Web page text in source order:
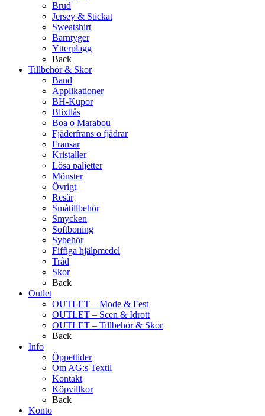
Brud
Jersey & Stickat
Sweatshirt
Barntyger
Ytterplagg
Back
Tillbehör & Skor
Band
Applikationer
BH-Kupor
Blixtlås
Boa o Marabou
Fjäderfrans o fjädrar
Fransar
Kristaller
Lösa paljetter
Mönster
Övrigt
Resår
Småtillbehör
Smycken
Softboning
Sybehör
Fiffiga hjälpmedel
Tråd
Skor
Back
Outlet
OUTLET – Mode & Fest
OUTLET – Scen & Idrott
OUTLET – Tillbehör & Skor
Back
Info
Öppettider
Om AG:s Textil
Kontakt
Köpvillkor
Back
Konto